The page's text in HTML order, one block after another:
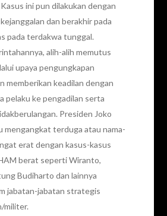
ini pun dilakukan dengan
dan berakhir pada
pada terdakwa tunggal.
alih-alih memutus
upaya pengungkapan
memberikan keadilan dengan
pelaku ke pengadilan serta
Presiden Joko
mengangkat terduga atau nama-
erat dengan kasus-kasus
berat seperti Wiranto,
Budiharto dan lainnya
jabatan-jabatan strategis
militer.